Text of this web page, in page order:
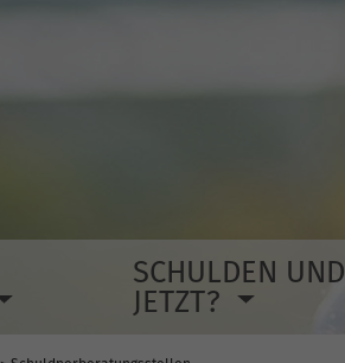
SCHULDEN UND
JETZT?